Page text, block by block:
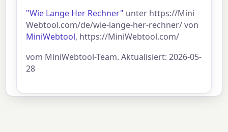
"Wie Lange Her Rechner" unter https://Mini
Webtool.com/de/wie-lange-her-rechner/ von
MiniWebtool, https://MiniWebtool.com/
vom MiniWebtool-Team. Aktualisiert: 2026-05-
28